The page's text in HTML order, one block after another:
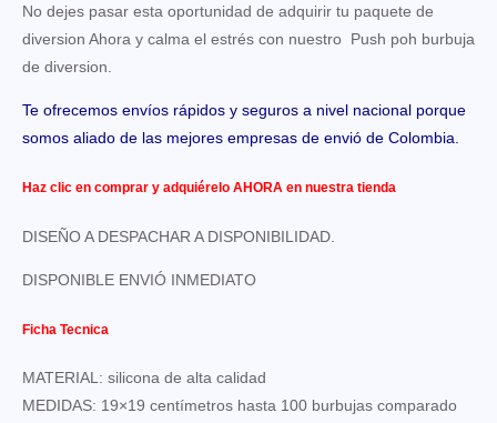
No dejes pasar esta oportunidad de adquirir tu paquete de
diversion Ahora y calma el estrés con nuestro Push poh burbuja
de diversion.
Te ofrecemos envíos rápidos y seguros a nivel nacional porque
somos aliado de las mejores empresas de envió de Colombia.
Haz clic en comprar y adquiérelo AHORA en nuestra tienda
DISEÑO A DESPACHAR A DISPONIBILIDAD.
DISPONIBLE ENVIÓ INMEDIATO
Ficha Tecnica
MATERIAL: silicona de alta calidad
MEDIDAS: 19×19 centímetros hasta 100 burbujas comparado